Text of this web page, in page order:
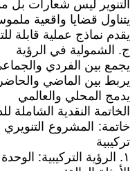
التنوير ليس شعارات بل
يتناول قضايا واقعية
يقدم نماذج عملية قابلة
ج. الشمولية في الرؤية
يجمع بين الفردي
يربط بين الماضي والحاضر
يدمج المحلي والعالمي
الخاتمة النقدية الشاملة
خاتمة: المشروع
تركيبية
١. الرؤية التركيبية: الوحدة في التنوع